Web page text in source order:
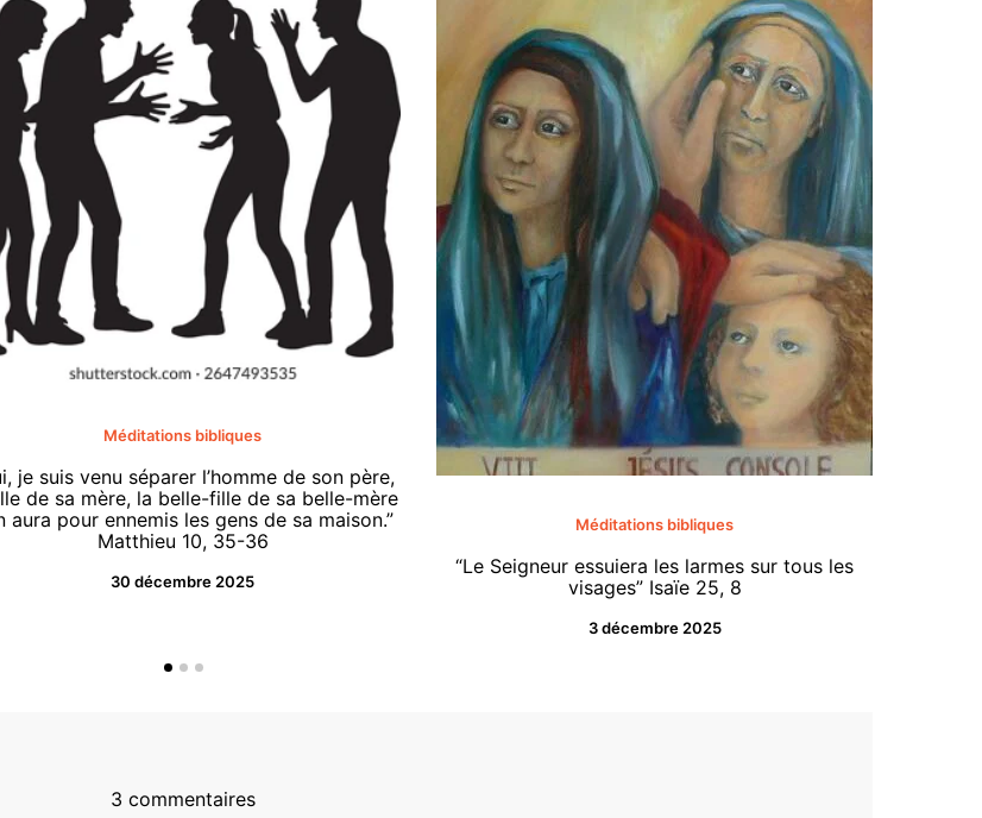
Méditations bibliques
je suis venu séparer l’homme de son père,
de sa mère, la belle-fille de sa belle-mère
aura pour ennemis les gens de sa maison.”
Matthieu 10, 35-36
30 décembre 2025
Méditations bibliques
“Le Seigneur essuiera les larmes sur tous les
visages” Isaïe 25, 8
3 décembre 2025
3 commentaires